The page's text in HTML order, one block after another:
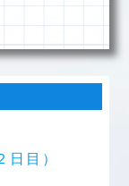
日目）